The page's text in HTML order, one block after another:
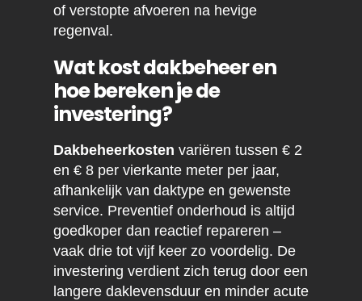
of verstopte afvoeren na hevige
regenval.
Wat kost dakbeheer en
hoe bereken je de
investering?
Dakbeheerkosten variëren tussen € 2
en € 8 per vierkante meter per jaar,
afhankelijk van daktype en gewenste
service. Preventief onderhoud is altijd
goedkoper dan reactief repareren –
vaak drie tot vijf keer zo voordelig. De
investering verdient zich terug door een
langere daklevensduur en minder acute